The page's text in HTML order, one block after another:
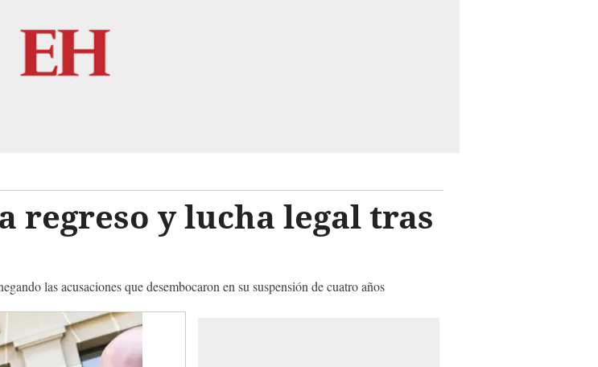
regreso y lucha legal tras
las acusaciones que desembocaron en su suspensión de cuatro años